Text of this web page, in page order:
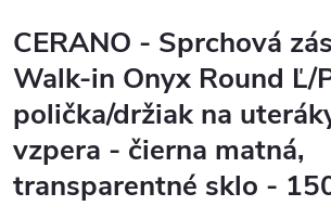
CERANO - Sprchová
Walk-in Onyx Round Ľ/
polička/držiak na
vzpera - čierna matná,
transparentné sklo -